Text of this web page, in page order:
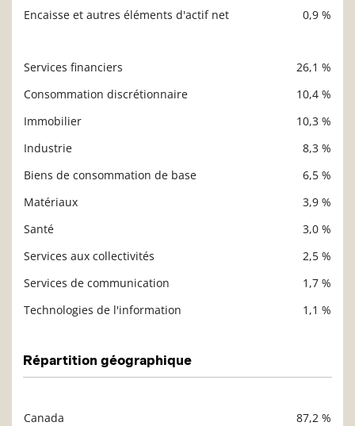
Encaisse et autres éléments d'actif net 0,9 %
Services financiers
26,1 %
Consommation discrétionnaire
10,4 %
Immobilier
10,3 %
Industrie
8,3 %
Biens de consommation de base
6,5 %
Matériaux
3,9 %
Santé
3,0 %
Services aux collectivités
2,5 %
Services de communication
1,7 %
Technologies de l'information
1,1 %
Répartition géographique
Canada
87,2 %